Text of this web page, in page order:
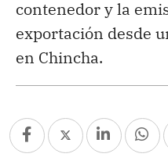
contenedor y la
exportación desde
en Chincha.